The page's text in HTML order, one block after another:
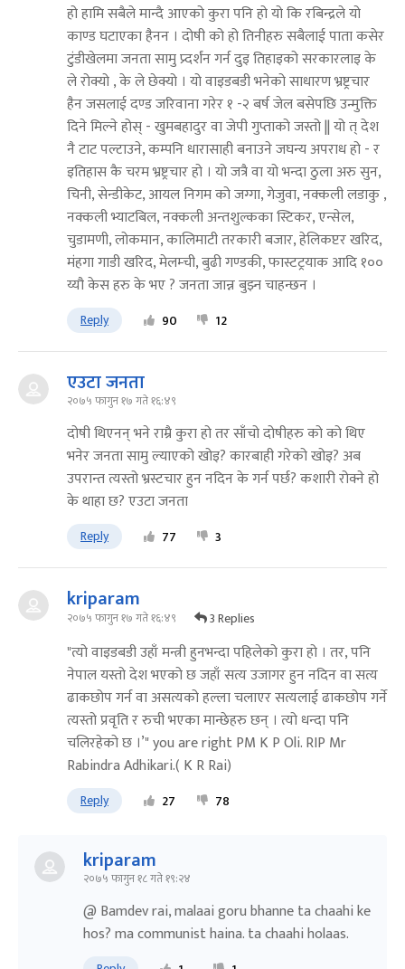
हो हामि सबैले मान्दै आएको कुरा पनि हो यो कि रबिन्द्रले यो
काण्ड घटाएका हैनन । दोषी को हो तिनीहरु सबैलाई पाता कसेर
टुंडीखेलमा जनता सामु प्र्दर्शंन गर्न दुइ तिहाइको सरकारलाइ के
ले रोक्यो , के ले छेक्यो । यो वाइडबडी भनेको साधारण भ्रष्ट्रचार
हैन जसलाई दण्ड जरिवाना गरेर १ -२ बर्ष जेल बसेपछि उन्मुक्ति
दिने मिल्ने होस् - खुमबहादुर वा जेपी गुप्ताको जस्तो || यो त् देश
नै टाट पल्टाउने, कम्पनि धारासाही बनाउने जघन्य अपराध हो - र
इतिहास कै चरम भ्रष्ट्रचार हो । यो जत्रै वा यो भन्दा ठुला अरु सुन,
चिनी, सेन्डीकेट, आयल निगम को जग्गा, गेजुवा, नक्कली लडाकु ,
नक्कली भ्याटबिल, नक्कली अन्तशुल्कका स्टिकर, एन्सेल,
चुडामणी, लोकमान, कालिमाटी तरकारी बजार, हेलिकप्टर खरिद,
मंहगा गाडी खरिद, मेलम्ची, बुढी गण्डकी, फास्टट्रयाक आदि १००
य्यौ केस हरु के भए ? जनता जान्न बुझ्न चाहन्छन ।
Reply 90 12
एउटा जनता
२०७५ फागुन १७ गते १६:४९
दोषी थिएनन् भने राम्रै कुरा हो तर साँचो दोषीहरु को को थिए
भनेर जनता सामु ल्याएको खोइ? कारबाही गरेको खोइ? अब
उपरान्त त्यस्तो भ्रस्टचार हुन नदिन के गर्न पर्छ? कशारी रोक्ने हो
के थाहा छ? एउटा जनता
Reply 77 3
kriparam
२०७५ फागुन १७ गते १६:४९ 3 Replies
"त्यो वाइडबडी उहाँ मन्त्री हुनभन्दा पहिलेको कुरा हो । तर, पनि
नेपाल यस्तो देश भएको छ जहाँ सत्य उजागर हुन नदिन वा सत्य
ढाकछोप गर्न वा असत्यको हल्ला चलाएर सत्यलाई ढाकछोप गर्ने
त्यस्तो प्रवृति र रुची भएका मान्छेहरु छन् । त्यो धन्दा पनि
चलिरहेको छ ।’" you are right PM K P Oli. RIP Mr
Rabindra Adhikari.( K R Rai)
Reply 27 78
kriparam
२०७५ फागुन १८ गते १९:२४
@ Bamdev rai, malaai goru bhanne ta chaahi ke
hos? ma communist haina. ta chaahi holaas.